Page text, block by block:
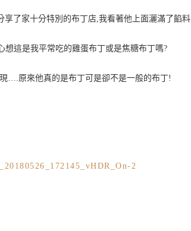
享了家十分特別的布丁店,我看著他上面灑滿了餡料
想這是我平常吃的雞蛋布丁或是焦糖布丁嗎?
….原來他真的是布丁可是卻不是一般的布丁!